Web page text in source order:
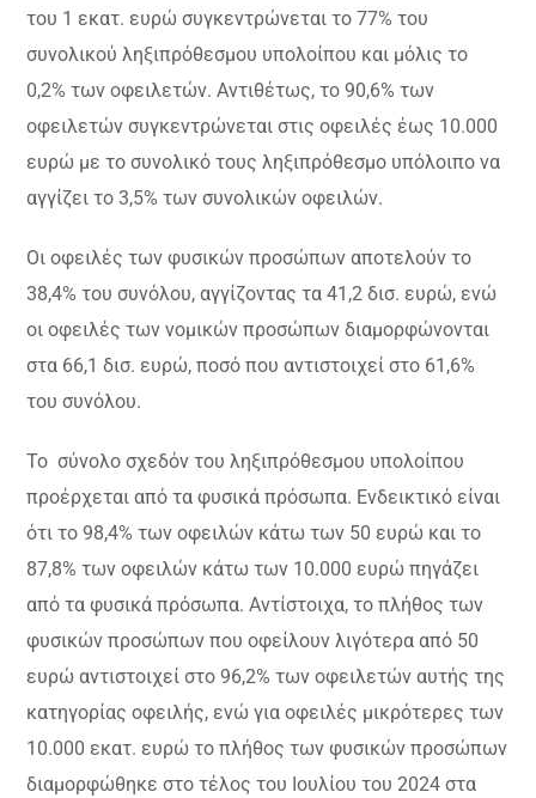
του 1 εκατ. ευρώ συγκεντρώνεται το 77% του
συνολικού ληξιπρόθεσμου υπολοίπου και μόλις το
0,2% των οφειλετών. Αντιθέτως, το 90,6% των
οφειλετών συγκεντρώνεται στις οφειλές έως 10.000
ευρώ με το συνολικό τους ληξιπρόθεσμο υπόλοιπο να
αγγίζει το 3,5% των συνολικών οφειλών.
Οι οφειλές των φυσικών προσώπων αποτελούν το
38,4% του συνόλου, αγγίζοντας τα 41,2 δισ. ευρώ, ενώ
οι οφειλές των νομικών προσώπων διαμορφώνονται
στα 66,1 δισ. ευρώ, ποσό που αντιστοιχεί στο 61,6%
του συνόλου.
Το σύνολο σχεδόν του ληξιπρόθεσμου υπολοίπου
προέρχεται από τα φυσικά πρόσωπα. Ενδεικτικό είναι
ότι το 98,4% των οφειλών κάτω των 50 ευρώ και το
87,8% των οφειλών κάτω των 10.000 ευρώ πηγάζει
από τα φυσικά πρόσωπα. Αντίστοιχα, το πλήθος των
φυσικών προσώπων που οφείλουν λιγότερα από 50
ευρώ αντιστοιχεί στο 96,2% των οφειλετών αυτής της
κατηγορίας οφειλής, ενώ για οφειλές μικρότερες των
10.000 εκατ. ευρώ το πλήθος των φυσικών προσώπων
διαμορφώθηκε στο τέλος του Ιουλίου του 2024 στα